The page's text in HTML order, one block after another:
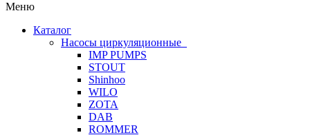
Меню
Каталог
Насосы циркуляционные
IMP PUMPS
STOUT
Shinhoo
WILO
ZOTA
DAB
ROMMER